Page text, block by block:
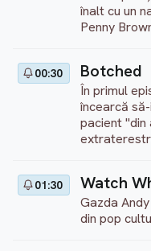
înalt cu un
Penny
00:30 Botched
În primul
încearcă
pacient
01:30 Watch
Gazda
din pop